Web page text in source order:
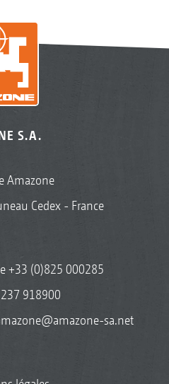
S.A.
Amazone
Cedex - France
+33 (0)825 000285
918900
sa.net